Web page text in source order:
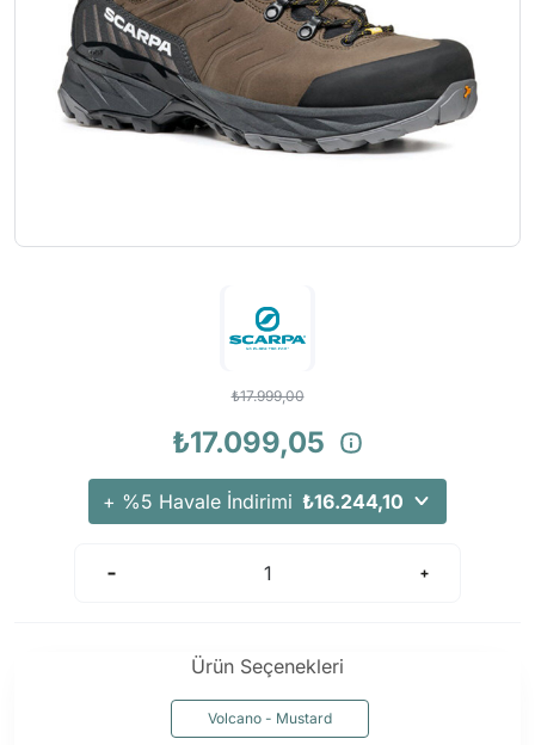
₺17.999,00
₺17.099,05
+ %5 Havale İndirimi ₺16.244,10
Ürün Seçenekleri
Volcano - Mustard